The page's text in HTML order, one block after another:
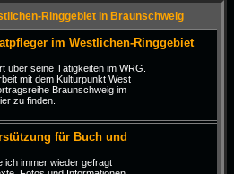
Ringgebiet in Braunschweig
im Westlichen-Ringgebiet
über seine Tätigkeiten im WRG.
mit dem Kulturpunkt West
Braunschweig im
zu finden.
für Buch und
ich immer wieder gefragt